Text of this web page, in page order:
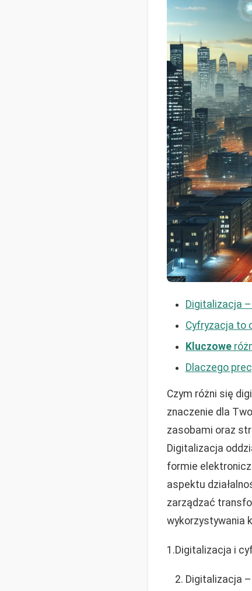
Digitalizacja –
Cyfryzacja to
Kluczowe
Dlaczego
Czym różni się
znaczenie dla
zasobami oraz
Digitalizacja
formie
aspektu
zarządzać
wykorzystywania
1.Digitalizacja i
Digitalizacja –